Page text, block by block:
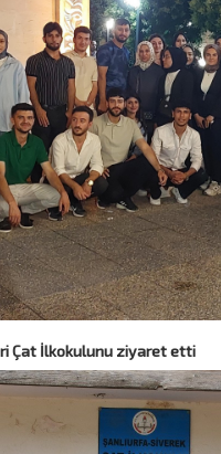
Çat İlkokulunu ziyaret etti